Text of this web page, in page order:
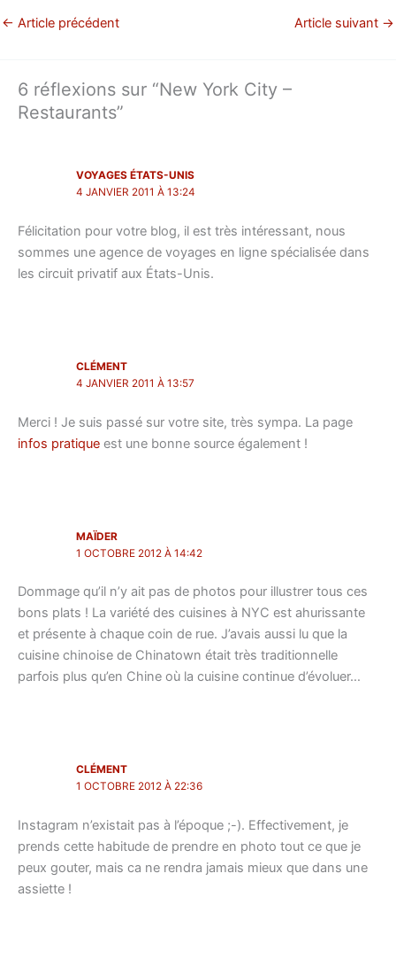
← Article précédent Article suivant →
6 réflexions sur “New York City –
Restaurants”
VOYAGES ÉTATS-UNIS
4 JANVIER 2011 À 13:24
Félicitation pour votre blog, il est très intéressant, nous
sommes une agence de voyages en ligne spécialisée dans
les circuit privatif aux États-Unis.
CLÉMENT
4 JANVIER 2011 À 13:57
Merci ! Je suis passé sur votre site, très sympa. La page
infos pratique est une bonne source également !
MAÏDER
1 OCTOBRE 2012 À 14:42
Dommage qu’il n’y ait pas de photos pour illustrer tous ces
bons plats ! La variété des cuisines à NYC est ahurissante
et présente à chaque coin de rue. J’avais aussi lu que la
cuisine chinoise de Chinatown était très traditionnelle
parfois plus qu’en Chine où la cuisine continue d’évoluer…
CLÉMENT
1 OCTOBRE 2012 À 22:36
Instagram n’existait pas à l’époque ;-). Effectivement, je
prends cette habitude de prendre en photo tout ce que je
peux gouter, mais ca ne rendra jamais mieux que dans une
assiette !